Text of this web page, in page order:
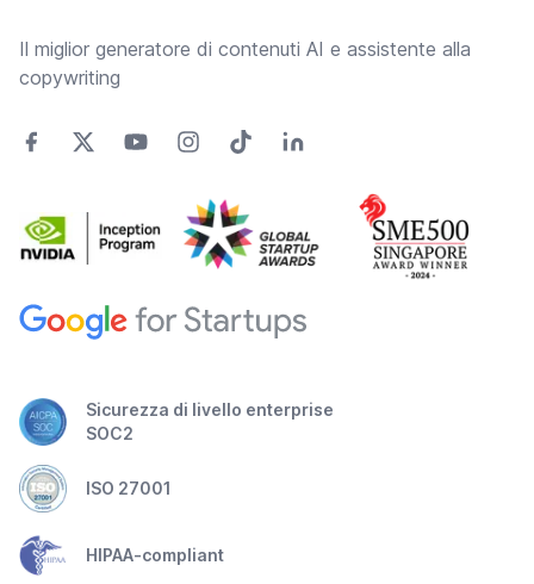
Il miglior generatore di contenuti AI e assistente alla
copywriting
Sicurezza di livello enterprise
SOC2
ISO 27001
HIPAA-compliant